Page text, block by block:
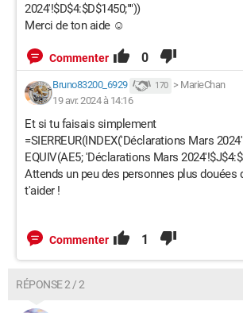
2024'!$D$4:$D$1450;""))
Merci de ton aide ☺
Commenter 0
Bruno83200_6929 170 > MarieChan
19 avr. 2024 à 14:16
Et si tu faisais simplement
=SIERREUR(INDEX('Déclarations Mars
EQUIV(AE5; 'Déclarations Mars
Attends un peu des personnes plus douées
t'aider !
Commenter 1
RÉPONSE 2 / 2